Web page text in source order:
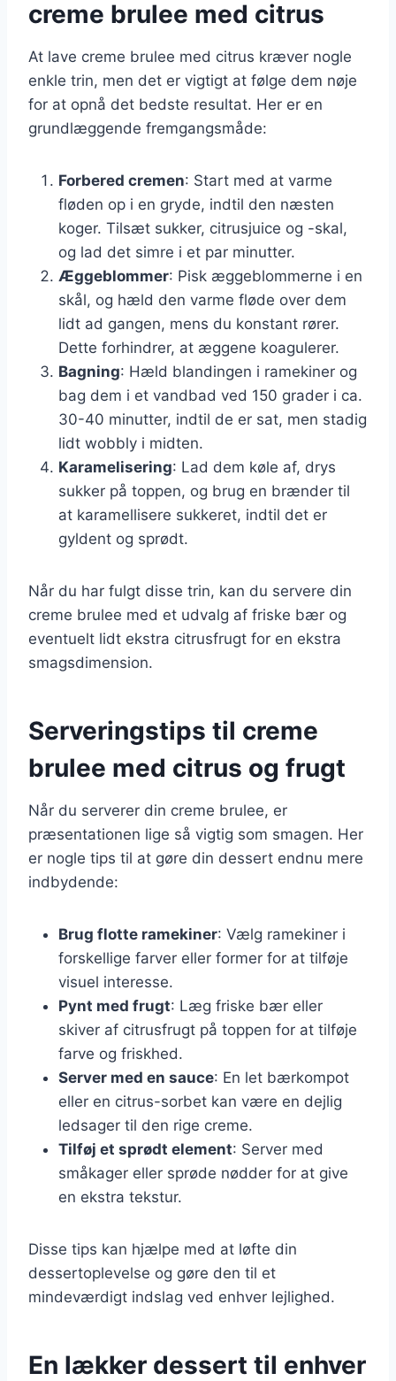
creme brulee med citrus
At lave creme brulee med citrus kræver nogle
enkle trin, men det er vigtigt at følge dem nøje
for at opnå det bedste resultat. Her er en
grundlæggende fremgangsmåde:
Forbered cremen: Start med at varme
fløden op i en gryde, indtil den næsten
koger. Tilsæt sukker, citrusjuice og -skal,
og lad det simre i et par minutter.
Æggeblommer: Pisk æggeblommerne i en
skål, og hæld den varme fløde over dem
lidt ad gangen, mens du konstant rører.
Dette forhindrer, at æggene koagulerer.
Bagning: Hæld blandingen i ramekiner og
bag dem i et vandbad ved 150 grader i ca.
30-40 minutter, indtil de er sat, men stadig
lidt wobbly i midten.
Karamelisering: Lad dem køle af, drys
sukker på toppen, og brug en brænder til
at karamellisere sukkeret, indtil det er
gyldent og sprødt.
Når du har fulgt disse trin, kan du servere din
creme brulee med et udvalg af friske bær og
eventuelt lidt ekstra citrusfrugt for en ekstra
smagsdimension.
Serveringstips til creme
brulee med citrus og frugt
Når du serverer din creme brulee, er
præsentationen lige så vigtig som smagen. Her
er nogle tips til at gøre din dessert endnu mere
indbydende:
Brug flotte ramekiner: Vælg ramekiner i
forskellige farver eller former for at tilføje
visuel interesse.
Pynt med frugt: Læg friske bær eller
skiver af citrusfrugt på toppen for at tilføje
farve og friskhed.
Server med en sauce: En let bærkompot
eller en citrus-sorbet kan være en dejlig
ledsager til den rige creme.
Tilføj et sprødt element: Server med
småkager eller sprøde nødder for at give
en ekstra tekstur.
Disse tips kan hjælpe med at løfte din
dessertoplevelse og gøre den til et
mindeværdigt indslag ved enhver lejlighed.
En lækker dessert til enhver